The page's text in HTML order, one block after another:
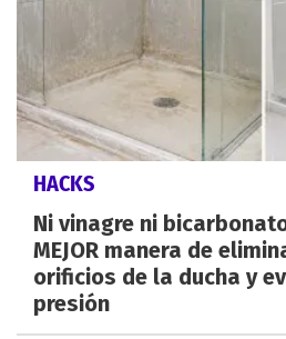
HACKS
Ni vinagre ni
MEJOR manera de
orificios de la ducha y
presión